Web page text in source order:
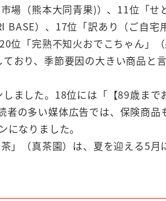
場（熊本大同青果)）、11位「せ
BASE）、17位「訳あり（ご自宅
位「完熟不知火おでこちゃん」
おり、季節要因の大きい商品と
ました。18位には「【89歳まで
者の多い媒体広告では、保険商品
なりました。
」（真茶園）は、夏を迎える5月